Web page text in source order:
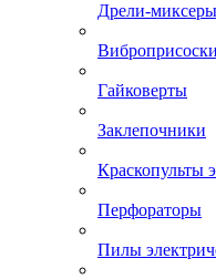
Дрели-миксеры
Виброприсоски
Гайковерты
Заклепочники
Краскопульты
Перфораторы
Пилы